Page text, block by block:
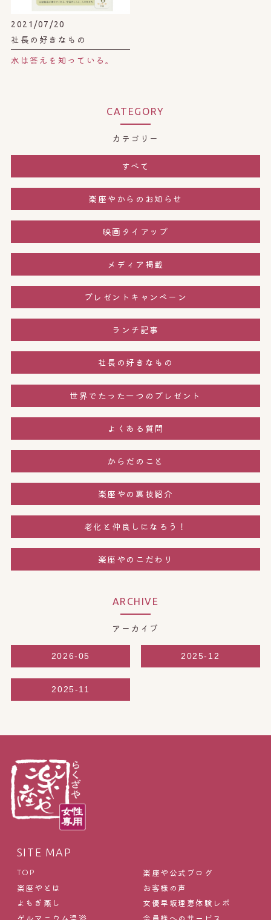
2021/07/20
社長の好きなもの
水は答えを知っている。
CATEGORY
カテゴリー
すべて
楽座やからのお知らせ
映画タイアップ
メディア掲載
プレゼントキャンペーン
ランチ記事
社長の好きなもの
世界でたった一つのプレゼント
よくある質問
からだのこと
楽座やの裏技紹介
老化と仲良しになろう！
楽座やのこだわり
ARCHIVE
アーカイブ
2026-05 2025-12
2025-11
SITE MAP
TOP
楽座やとは
よもぎ蒸し
ゲルマニウム温浴
楽座や公式ブログ
お客様の声
女優早坂理恵体験レポ
会員様へのサービス